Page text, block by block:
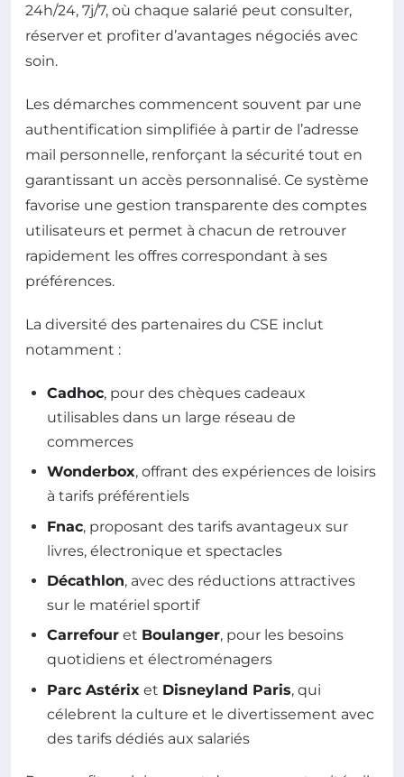
24h/24, 7j/7, où chaque salarié peut consulter,
réserver et profiter d’avantages négociés avec
soin.
Les démarches commencent souvent par une
authentification simplifiée à partir de l’adresse
mail personnelle, renforçant la sécurité tout en
garantissant un accès personnalisé. Ce système
favorise une gestion transparente des comptes
utilisateurs et permet à chacun de retrouver
rapidement les offres correspondant à ses
préférences.
La diversité des partenaires du CSE inclut
notamment :
Cadhoc, pour des chèques cadeaux
utilisables dans un large réseau de
commerces
Wonderbox, offrant des expériences de loisirs
à tarifs préférentiels
Fnac, proposant des tarifs avantageux sur
livres, électronique et spectacles
Décathlon, avec des réductions attractives
sur le matériel sportif
Carrefour et Boulanger, pour les besoins
quotidiens et électroménagers
Parc Astérix et Disneyland Paris, qui
célebrent la culture et le divertissement avec
des tarifs dédiés aux salariés